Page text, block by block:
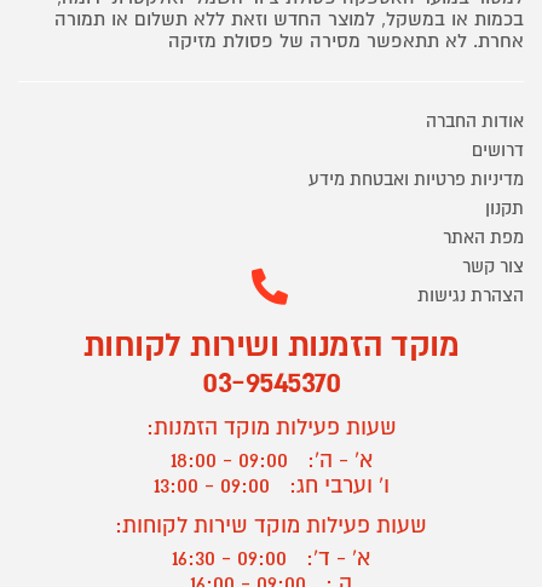
בכמות או במשקל, למוצר החדש וזאת ללא תשלום או תמורה
אחרת. לא תתאפשר מסירה של פסולת מזיקה
אודות החברה
דרושים
מדיניות פרטיות ואבטחת מידע
תקנון
מפת האתר
צור קשר
הצהרת נגישות
מוקד הזמנות ושירות לקוחות
03-9545370
שעות פעילות מוקד הזמנות:
א' - ה':
09:00 - 18:00
ו' וערבי חג:
09:00 - 13:00
שעות פעילות מוקד שירות לקוחות:
א' - ד':
09:00 - 16:30